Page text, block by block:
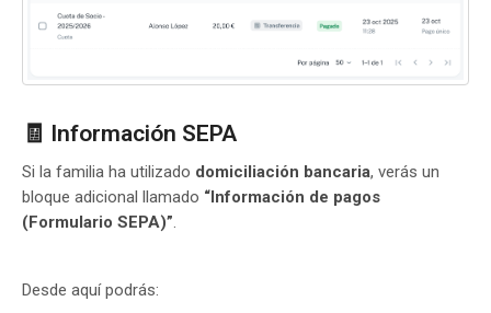
🧾 Información SEPA
Si la familia ha utilizado domiciliación bancaria, verás un
bloque adicional llamado “Información de pagos
(Formulario SEPA)”.
Desde aquí podrás: